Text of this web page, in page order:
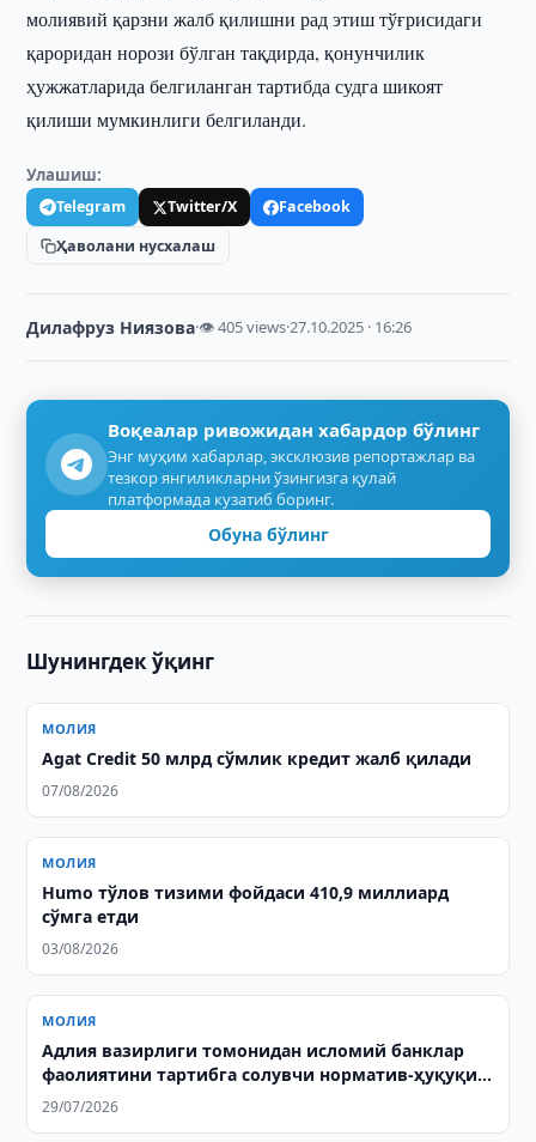
молиявий қарзни жалб қилишни рад этиш тўғрисидаги
қароридан норози бўлган тақдирда, қонунчилик
ҳужжатларида белгиланган тартибда судга шикоят
қилиши мумкинлиги белгиланди.
Улашиш:
Telegram Twitter/X
Facebook
Ҳаволани нусхалаш
Дилафруз Ниязова·👁 405 views·27.10.2025 · 16:26
Воқеалар ривожидан хабардор бўлинг
Энг муҳим хабарлар, эксклюзив репортажлар ва
тезкор янгиликларни ўзингизга қулай
платформада кузатиб боринг.
Обуна бўлинг
Шунингдек ўқинг
МОЛИЯ
Agat Credit 50 млрд сўмлик кредит жалб қилади
07/08/2026
МОЛИЯ
Humo тўлов тизими фойдаси 410,9 миллиард
сўмга етди
03/08/2026
МОЛИЯ
Адлия вазирлиги томонидан исломий банклар
фаолиятини тартибга солувчи норматив-ҳуқуқий
ҳужжатлар давлат рўйхатидан ўтказилди
29/07/2026